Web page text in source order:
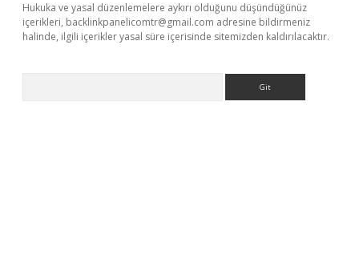
Hukuka ve yasal düzenlemelere aykırı olduğunu düşündüğünüz
içerikleri, backlinkpanelicomtr@gmail.com adresine bildirmeniz
halinde, ilgili içerikler yasal süre içerisinde sitemizden kaldırılacaktır.